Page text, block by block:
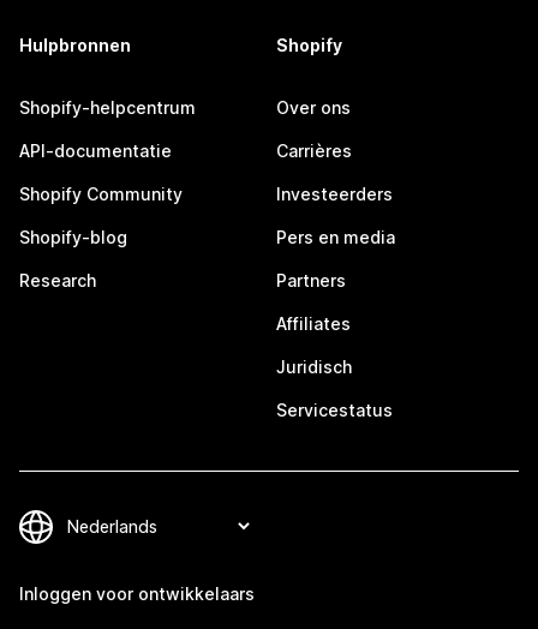
Hulpbronnen
Shopify-helpcentrum
API-documentatie
Shopify Community
Shopify-blog
Research
Shopify
Over ons
Carrières
Investeerders
Pers en media
Partners
Affiliates
Juridisch
Servicestatus
Inloggen voor ontwikkelaars